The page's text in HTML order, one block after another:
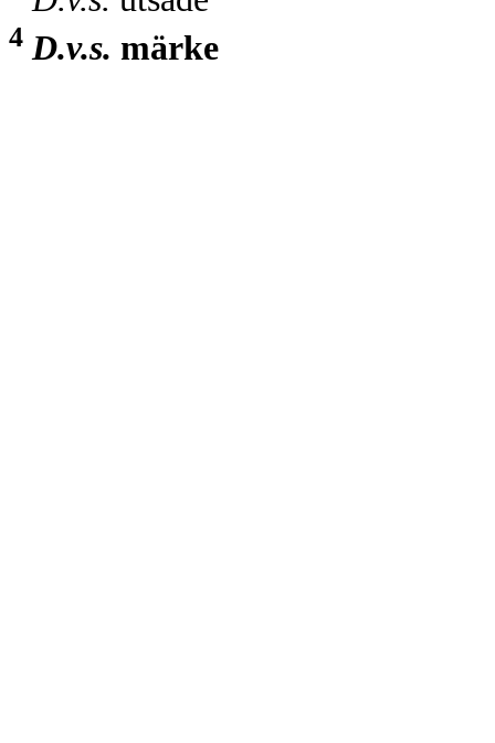
4 D.v.s. märke